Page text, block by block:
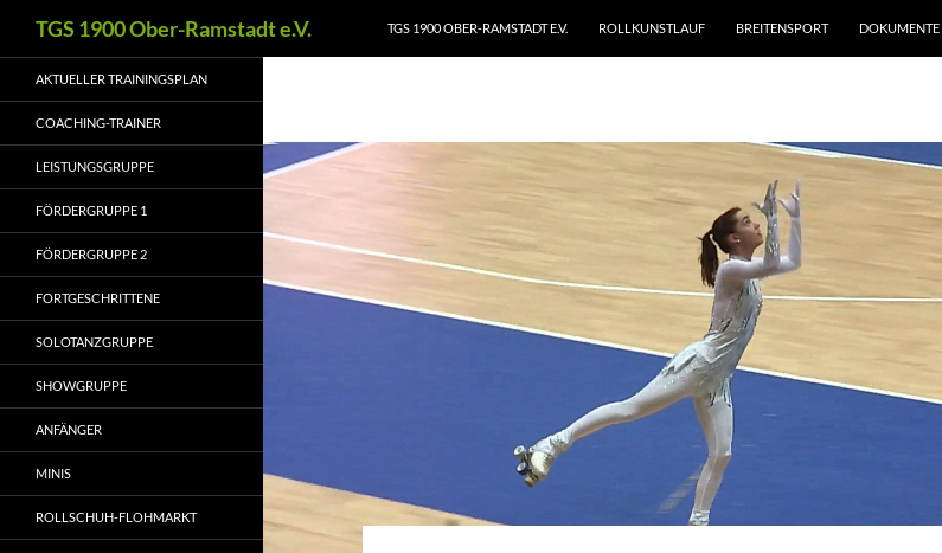
Inhalt
springen
TGS 1900 Ober-Ramstadt e.V. TGS 1900 OBER-RAMSTADT E.V. ROLLKUNSTLAUF BREITENSPORT DOKUMENTE
AKTUELLER TRAININGSPLAN
COACHING-TRAINER
LEISTUNGSGRUPPE
FÖRDERGRUPPE 1
FÖRDERGRUPPE 2
FORTGESCHRITTENE
SOLOTANZGRUPPE
SHOWGRUPPE
ANFÄNGER
MINIS
ROLLSCHUH-FLOHMARKT